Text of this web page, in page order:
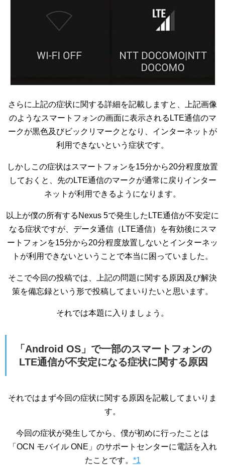
さらに上記の症状に関する詳細を記載しますと、上記画像
のようなスマートフォンの画面に表示されるLTE通信のマ
ークが黒色及びビックリマークとなり、インターネットが
利用できないという症状です。
しかしこの症状はスマートフォンを15分から20分程度放置
しておくと、先のLTE通信のマークが通常に戻りインター
ネットが利用できるようになります。
以上が僕の所有するNexus 5で発生したLTE通信が不安定に
なる症状ですが、データ通信（LTE通信）を有効後にスマ
ートフォンを15分から20分程度放置しないとインターネッ
トが利用できないということで本当に困っていました。
そこで今回の投稿では、上記の問題に関する原因及び解決
策を備忘録という形で投稿してまいりたいと思います。
それでは本題に入りましょう。
「Android OS」で一部のスマートフォンの
LTE通信が不安定になる症状に関する原因
それではまず今回の症状に関する原因を記載してまいりま
す。
今回の症状が発生してから、僕が初めに行ったことは
「OCN モバイル ONE」のサポートセンターに電話を入れ
たことです。 *1